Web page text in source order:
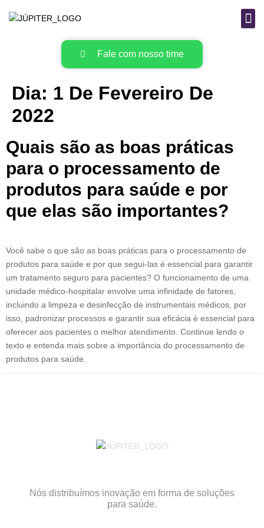
Fale com nosso time
Dia: 1 De Fevereiro De
2022
Quais são as boas práticas
para o processamento de
produtos para saúde e por
que elas são importantes?
Você sabe o que são as boas práticas para o processamento de
produtos para saúde e por que segui-las é essencial para garantir
um tratamento seguro para pacientes? O funcionamento de uma
unidade médico-hospitalar envolve uma infinidade de fatores,
incluindo a limpeza e desinfecção de instrumentais médicos, por
isso, padronizar processos e garantir sua eficácia é essencial para
oferecer aos pacientes o melhor atendimento. Continue lendo o
texto e entenda mais sobre a importância do processamento de
produtos para saúde.
Nós distribuímos inovação em forma de soluções
para saúde.